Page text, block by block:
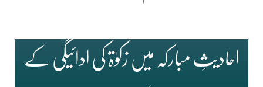
احادیثِ مبارکہ میں زکوٰۃ کی ادائیگی کے